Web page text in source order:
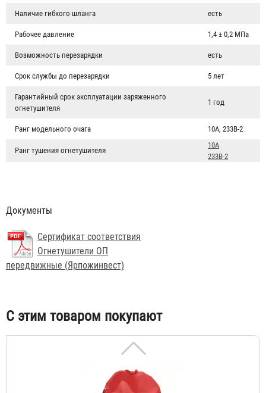
Наличие гибкого шланга есть
Рабочее давление 1,4 ± 0,2 МПа
Возможность перезарядки есть
Срок службы до перезарядки 5 лет
Гарантийный срок эксплуатации заряженного
огнетушителя
1 год
Ранг модельного очага 10A, 233B-2
Ранг тушения огнетушителя
10А
233B-2
Документы
Сертификат соответствия
Огнетушители ОП
передвижные (Ярпожинвест)
С этим товаром покупают
Стенд "Уголок гражданской защиты"
3 352 ₽